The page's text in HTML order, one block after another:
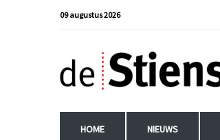
09 augustus 2026
HOME NIEUWS